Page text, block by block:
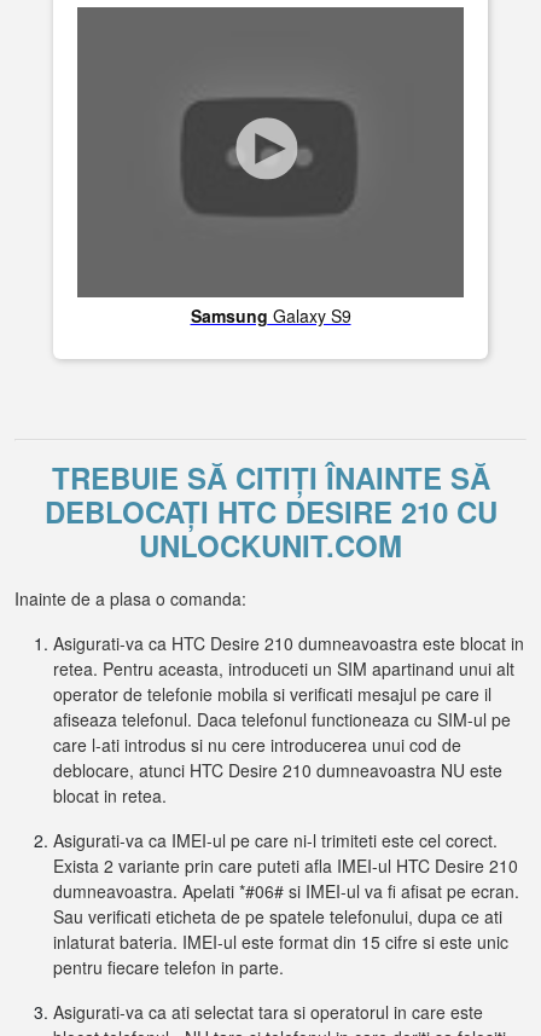
Samsung Galaxy S9
TREBUIE SĂ CITIȚI ÎNAINTE SĂ
DEBLOCAȚI HTC DESIRE 210 CU
UNLOCKUNIT.COM
Inainte de a plasa o comanda:
Asigurati-va ca HTC Desire 210 dumneavoastra este blocat in
retea. Pentru aceasta, introduceti un SIM apartinand unui alt
operator de telefonie mobila si verificati mesajul pe care il
afiseaza telefonul. Daca telefonul functioneaza cu SIM-ul pe
care l-ati introdus si nu cere introducerea unui cod de
deblocare, atunci HTC Desire 210 dumneavoastra NU este
blocat in retea.
Asigurati-va ca IMEI-ul pe care ni-l trimiteti este cel corect.
Exista 2 variante prin care puteti afla IMEI-ul HTC Desire 210
dumneavoastra. Apelati *#06# si IMEI-ul va fi afisat pe ecran.
Sau verificati eticheta de pe spatele telefonului, dupa ce ati
inlaturat bateria. IMEI-ul este format din 15 cifre si este unic
pentru fiecare telefon in parte.
Asigurati-va ca ati selectat tara si operatorul in care este